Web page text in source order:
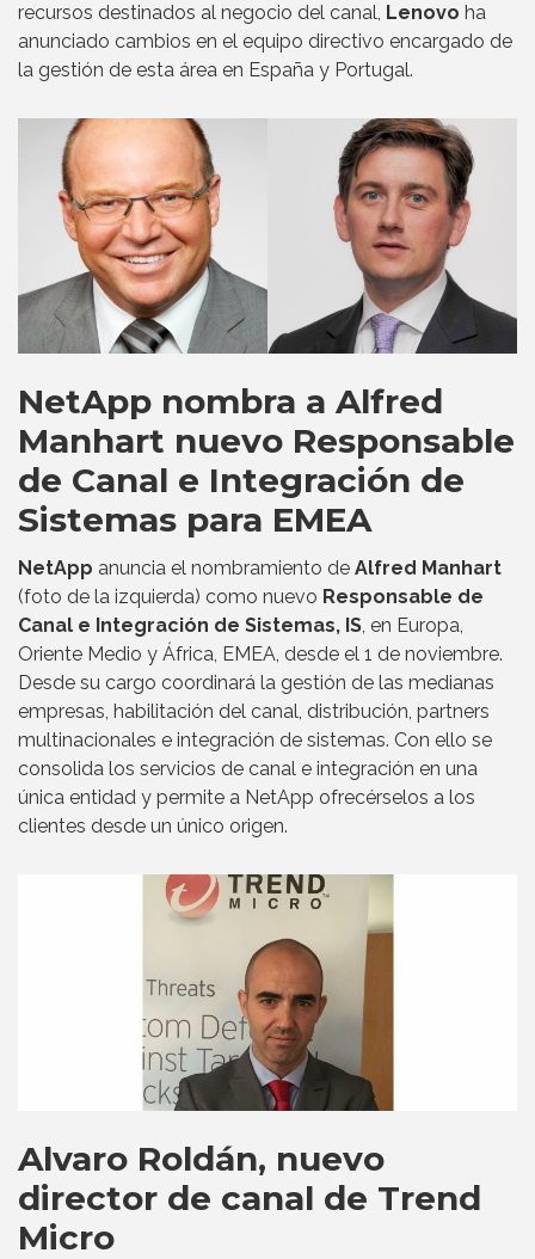
recursos destinados al negocio del canal, Lenovo ha
anunciado cambios en el equipo directivo encargado de
la gestión de esta área en España y Portugal.
NetApp nombra a Alfred
Manhart nuevo Responsable
de Canal e Integración de
Sistemas para EMEA
NetApp anuncia el nombramiento de Alfred Manhart
(foto de la izquierda) como nuevo Responsable de
Canal e Integración de Sistemas, IS, en Europa,
Oriente Medio y África, EMEA, desde el 1 de noviembre.
Desde su cargo coordinará la gestión de las medianas
empresas, habilitación del canal, distribución, partners
multinacionales e integración de sistemas. Con ello se
consolida los servicios de canal e integración en una
única entidad y permite a NetApp ofrecérselos a los
clientes desde un único origen.
Alvaro Roldán, nuevo
director de canal de Trend
Micro